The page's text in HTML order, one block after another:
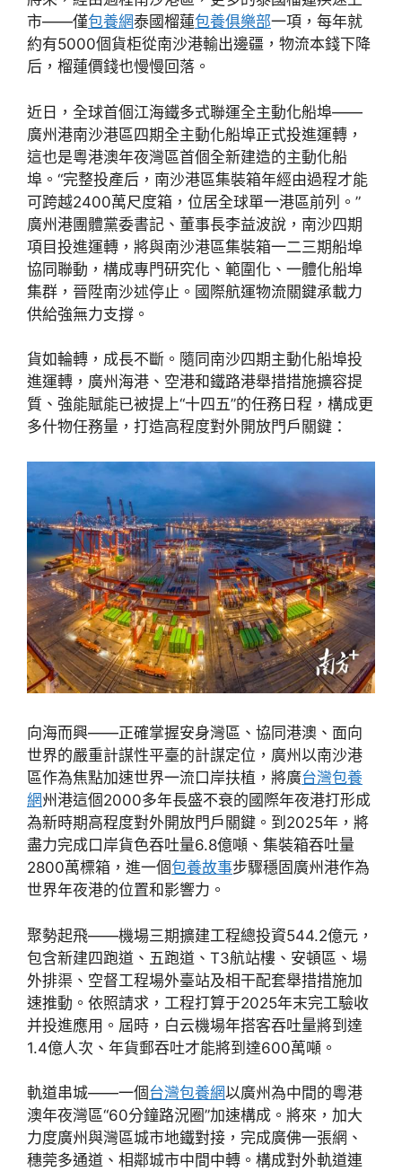
市——僅包養網泰國榴蓮包養俱樂部一項，每年就
約有5000個貨柜從南沙港輸出邊疆，物流本錢下降
后，榴蓮價錢也慢慢回落。
近日，全球首個江海鐵多式聯運全主動化船埠——
廣州港南沙港區四期全主動化船埠正式投進運轉，
這也是粵港澳年夜灣區首個全新建造的主動化船
埠。“完整投產后，南沙港區集裝箱年經由過程才能
可跨越2400萬尺度箱，位居全球單一港區前列。”
廣州港團體黨委書記、董事長李益波說，南沙四期
項目投進運轉，將與南沙港區集裝箱一二三期船埠
協同聯動，構成專門研究化、範圍化、一體化船埠
集群，晉陞南沙述停止。國際航運物流關鍵承載力
供給強無力支撐。
貨如輪轉，成長不斷。隨同南沙四期主動化船埠投
進運轉，廣州海港、空港和鐵路港舉措措施擴容提
質、強能賦能已被提上“十四五”的任務日程，構成更
多什物任務量，打造高程度對外開放門戶關鍵：
向海而興——正確掌握安身灣區、協同港澳、面向
世界的嚴重計謀性平臺的計謀定位，廣州以南沙港
區作為焦點加速世界一流口岸扶植，將廣台灣包養
網州港這個2000多年長盛不衰的國際年夜港打形成
為新時期高程度對外開放門戶關鍵。到2025年，將
盡力完成口岸貨色吞吐量6.8億噸、集裝箱吞吐量
2800萬標箱，進一個包養故事步驟穩固廣州港作為
世界年夜港的位置和影響力。
聚勢起飛——機場三期擴建工程總投資544.2億元，
包含新建四跑道、五跑道、T3航站樓、安頓區、場
外排渠、空督工程場外臺站及相干配套舉措措施加
速推動。依照請求，工程打算于2025年末完工驗收
并投進應用。屆時，白云機場年搭客吞吐量將到達
1.4億人次、年貨郵吞吐才能將到達600萬噸。
軌道串城——一個 台灣包養網以廣州為中間的粵港
澳年夜灣區“60分鐘路況圈”加速構成。將來，加大
力度廣州與灣區城市地鐵對接，完成廣佛一張網、
穗莞多通道、相鄰城市中間中轉。構成對外軌道連